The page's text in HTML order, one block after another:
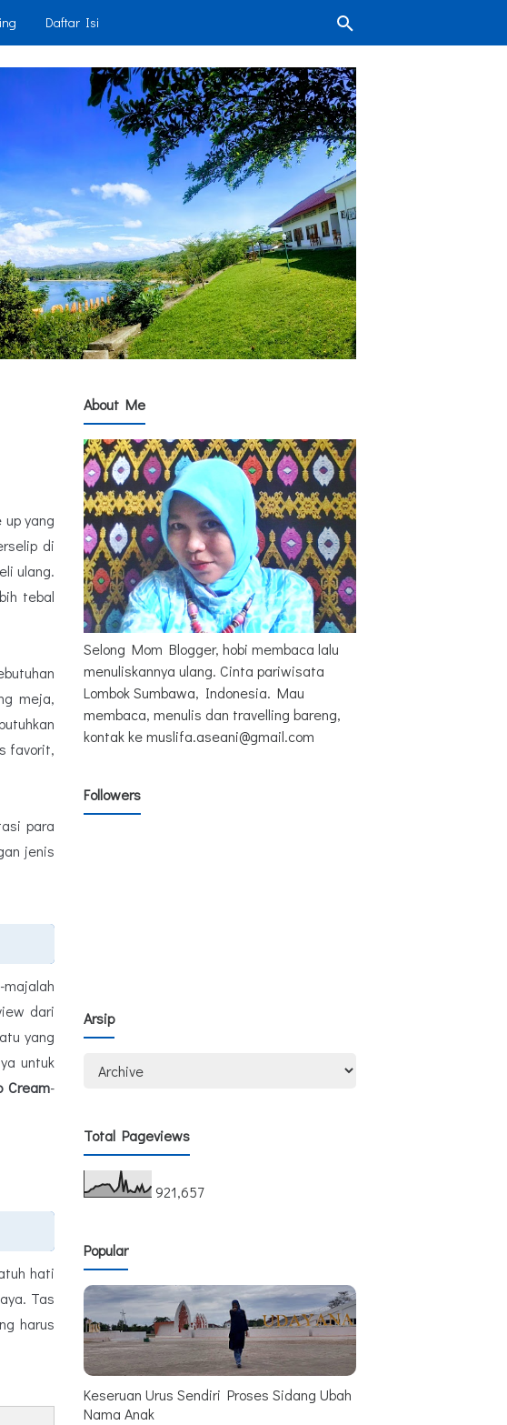
Daftar Isi
yang
di
ulang.
tebal
meja,
favorit,
para
jenis
dari
yang
untuk
Cream-
hati
Tas
harus
About Me
Selong Mom Blogger, hobi membaca lalu
menuliskannya ulang. Cinta pariwisata
Lombok Sumbawa, Indonesia. Mau
membaca, menulis dan travelling bareng,
kontak ke muslifa.aseani@gmail.com
Followers
Arsip
Total Pageviews
921,657
Popular
Keseruan Urus Sendiri Proses Sidang Ubah
Nama Anak